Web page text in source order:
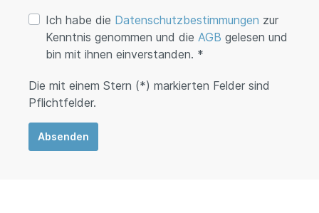
Ich habe die Datenschutzbestimmungen zur
Kenntnis genommen und die AGB gelesen und
bin mit ihnen einverstanden. *
Die mit einem Stern (*) markierten Felder sind
Pflichtfelder.
Absenden